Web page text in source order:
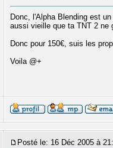
Donc, l'Alpha Blending est
aussi vieille que ta TNT 2 ne
Donc pour 150€, suis les
Voila @+
Posté le: 16 Déc 2005 à